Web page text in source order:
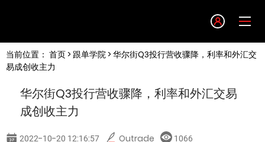
English
简体中文
当前位置： 首页> 跟单学院> 华尔街Q3投行营收骤降，利率和外汇交
易成创收主力
华尔街Q3投行营收骤降，利率和外汇交易
成创收主力
2022-10-20 12:16:57 Outrade 1066